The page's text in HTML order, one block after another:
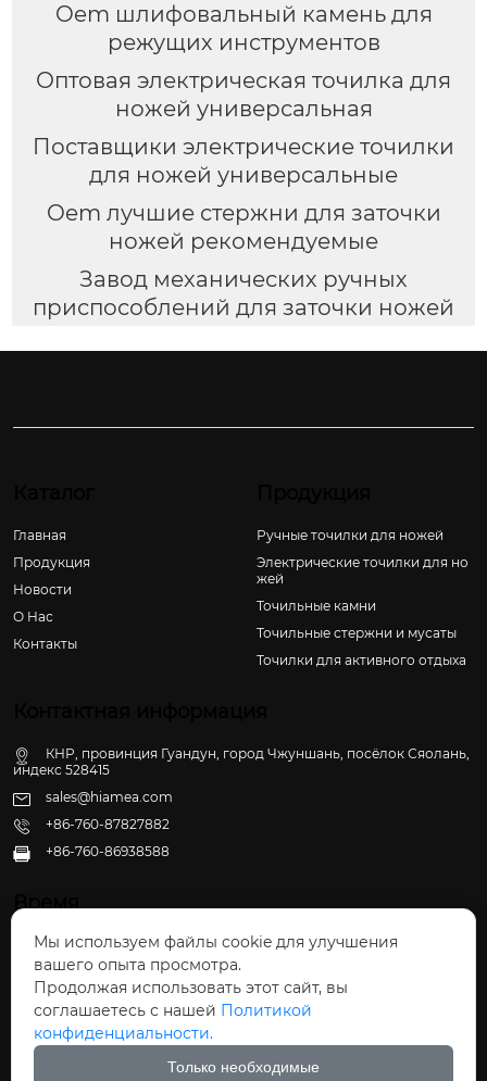
Oem шлифовальный камень для
режущих инструментов
Оптовая электрическая точилка для
ножей универсальная
Поставщики электрические точилки
для ножей универсальные
Oem лучшие стержни для заточки
ножей рекомендуемые
Завод механических ручных
приспособлений для заточки ножей
Главная
Продукция
Новости
О Hас
Контакты
Ручные точилки для ножей
Электрические точилки для но
жей
Точильные камни
Точильные стержни и мусаты
Точилки для активного отдыха
КНР, провинция Гуандун, город Чжуншань, посёлок Сяолань,
индекс 528415
sales@hiamea.com
+86-760-87827882
 +86-760-86938588
Время
Пн - Пт: 09:30 - 22:00
Сб - Вс: 10:00 - 22:30
Мы используем файлы cookie для улучшения
вашего опыта просмотра.
Продолжая использовать этот сайт, вы
соглашаетесь с нашей Политикой
конфиденциальности.
Только необходимые